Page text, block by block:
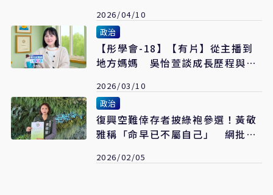
2026/04/10
政治
【彤學會-18】【有片】從主播到
地方媽媽 吳怡萱談成長歷程與政
2026/03/10
政治
復興空難倖存者披綠袍參選！黃敬
雅稱「命早已不屬自己」 網批情
2026/02/05